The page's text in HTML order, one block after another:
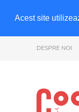
Acest site
DESPRE NOI